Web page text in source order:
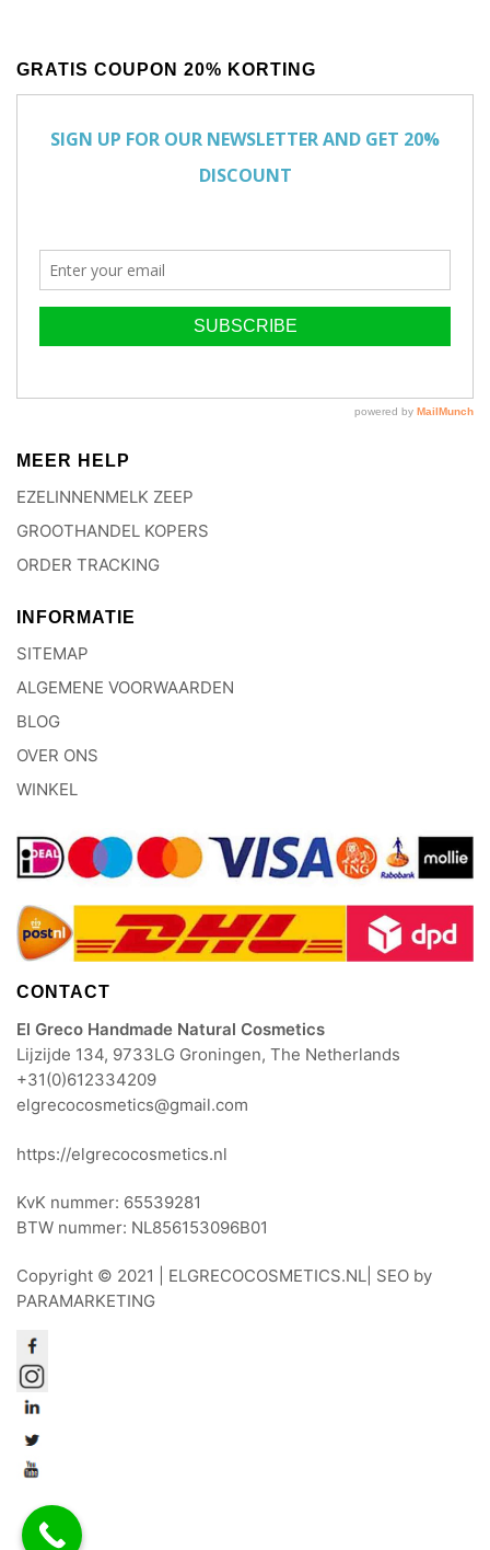
GRATIS COUPON 20% KORTING
MEER HELP
EZELINNENMELK ZEEP
GROOTHANDEL KOPERS
ORDER TRACKING
INFORMATIE
SITEMAP
ALGEMENE VOORWAARDEN
BLOG
OVER ONS
WINKEL
CONTACT
El Greco Handmade Natural Cosmetics
Lijzijde 134, 9733LG Groningen, The Netherlands
+31(0)612334209
elgrecocosmetics@gmail.com
https://elgrecocosmetics.nl
KvK nummer: 65539281
BTW nummer: NL856153096B01
Copyright © 2021 | ELGRECOCOSMETICS.NL | SEO by
PARAMARKETING